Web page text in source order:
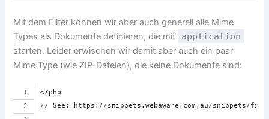
Mit dem Filter können wir aber auch generell alle Mime
Types als Dokumente definieren, die mit
application
starten. Leider erwischen wir damit aber auch ein paar
Mime Type (wie ZIP-Dateien), die keine Dokumente sind:
<?php
// See: https://snippets.webaware.com.au/snippets/